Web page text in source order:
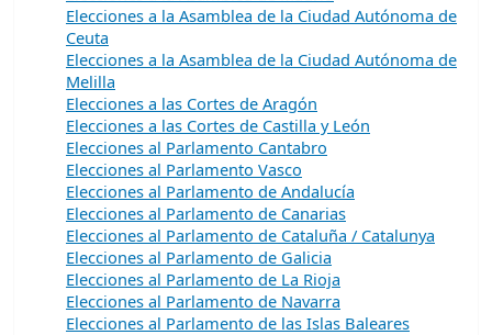
Elecciones a la Asamblea de la Ciudad Autónoma de
Ceuta
Elecciones a la Asamblea de la Ciudad Autónoma de
Melilla
Elecciones a las Cortes de Aragón
Elecciones a las Cortes de Castilla y León
Elecciones al Parlamento Cantabro
Elecciones al Parlamento Vasco
Elecciones al Parlamento de Andalucía
Elecciones al Parlamento de Canarias
Elecciones al Parlamento de Cataluña / Catalunya
Elecciones al Parlamento de Galicia
Elecciones al Parlamento de La Rioja
Elecciones al Parlamento de Navarra
Elecciones al Parlamento de las Islas Baleares